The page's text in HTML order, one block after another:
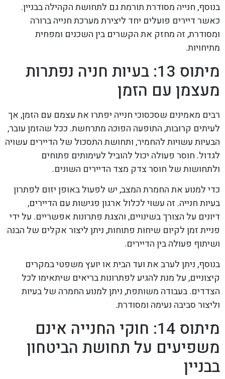
בנוסף, חנייה מסודרת תורמת גם לתחושת הקהילה בבניין.
כאשר דיירים פועלים יחד ליצירת מערכת חנייה ברורה
ומסודרת, זה מחזק את הקשרים בין השכנים ומפחית
מתיחויות.
מיתוס 13: בעיות חניה נפתרות
מעצמן עם הזמן
רבים מאמינים שסכסוכי חנייה יפתרו את עצמם עם הזמן, אך
לעיתים קרובות, התופעה הפוכה מתרחשת. ככל שהזמן עובר,
הבעיות עשויות להחמיר, ותחושת התסכול של הדיירים עשויה
לגדול. חוסר פעולה יכול להוביל לעימותים פתוחים
ולתחושות של חוסר צדק מצד הדיירים השונים.
כדי למנוע את החמרת המצב, יש לפעול באופן יזום לפתרון
בעיות חנייה. זה עשוי לכלול ארגון פגישות עם הדיירים,
דיונים על הצורך בשינויים, והצגת פתרונות אפשריים. על ידי
פניית זמן לקיום שיחות פתוחות, ניתן ליצור אקלים של הבנה
ושיתוף פעולה בין הדיירים.
בנוסף, ניתן לערב את ועד הבית או יועץ משפטי במקרים
קיצוניים, על מנת להגיע לפתרונות בריאים שיתאימו לכל
הצדדים. בעבודה משותפת, ניתן למנוע החמרה של בעיות
וליצור סביבה נעימה ומסודרת.
מיתוס 14: חוקי החנייה אינם
משפיעים על תחושת הביטחון
בבניין